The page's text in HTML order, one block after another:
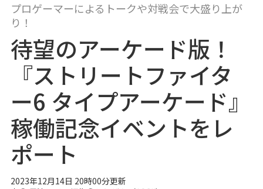
t
プロゲーマーによるトークや対戦会で大盛り上が
り！
待望のアーケード版！
『ストリートファイタ
ー6 タイプアーケード』
稼働記念イベントをレ
ポート
2023年12月14日 20時00分更新